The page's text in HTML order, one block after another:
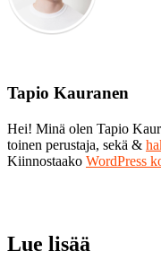
Tapio Kauranen
Hei! Minä olen Tapio
toinen perustaja, sekä &
Kiinnostaako WordPress
Lue lisää